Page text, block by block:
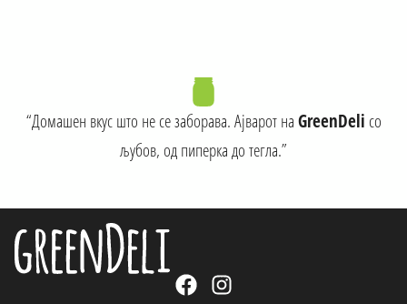
“Домашен вкус што не се заборава. Ајварот наGreenDeli со
љубов, од пиперка до тегла.”